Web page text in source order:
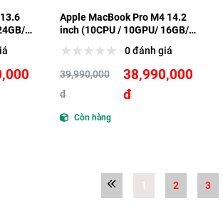
Apple MacBook Pro M4 14.2
inch (10CPU / 10GPU/ 16GB/
0 đánh giá
39,990,000
đ
38,990,000
đ
Còn hàng
1 2 3